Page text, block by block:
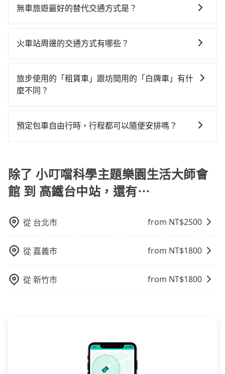
1.3%，換句話說，臨時要叫小黃的難度是雙北大城市的
不預約包車，不僅每人至少額外負擔70元車資，而且更
拼車共乘服務，最多可再節省50%的交通費用。
小時40元路邊停車費用預估進去，但額外的汽車保險與
較差的車款，如果人數超過四位，更是沒有較大的七人
撞凹的車門仍未被修理，每一次租車都好像在開樂透一
樣。另外，偶爾也會遇到明明已經預約了時間但上一位
小的風險。最後，雖然路邊隨租隨還看似方便，但實際
行、全家車行等叫車看看。依照里程跳錶計算，價格約
要注意新竹縣僅有合法計程車約730輛，計程車密度為雙
tripool都是你從小叮噹科學主題樂園生活大師會館到高
鐵台中站的最佳選擇。
提供早鳥優惠，您越早預訂就能享有更優惠的價格。所
無車旅遊最好的替代交通方式是？
看您旅遊的目的地而定。您可以善用大眾運輸，例如：
服務，由專人到府接送，讓您更加輕鬆自在。
火車站周邊的交通方式有哪些？
方式： 公車或客運：乘坐公車或客運到達或離開火車
站，相對便宜經濟。 計程車：乘坐計程車到達或離開火
開火車站，是最便利的，無需與人共乘、快速抵達。
旅步使用的「租賃車」跟坊間用的「白牌車」有什
麼不同？
字的「R」開頭，受車隊嚴格管理及審核後才可入隊，成
預定包車自由行時，行程都可以隨便安排嗎？
您的需求安排的。
除了 小叮噹科學主題樂園生活大師會
館 到 高鐵台中站，還有⋯
從 台北市 from NT$2500
從 嘉義市 from NT$1800
從新竹市 from NT$1800